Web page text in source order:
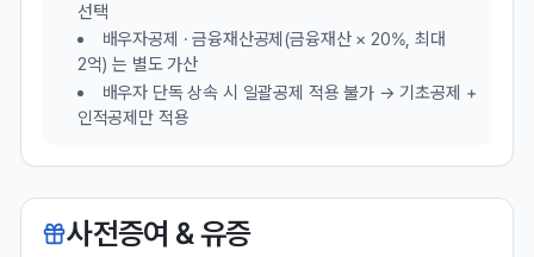
선택
배우자공제 · 금융재산공제(금융재산 × 20%, 최대
2억) 는 별도 가산
배우자 단독 상속 시 일괄공제 적용 불가 → 기초공제 +
인적공제만 적용
사전증여 & 유증